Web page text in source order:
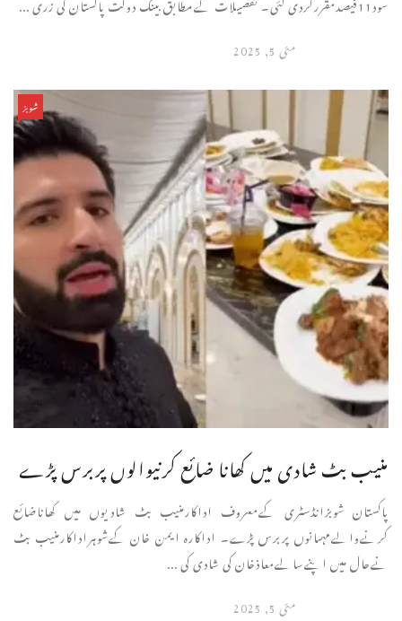
مئی 5, 2025
شوبز
منیب بٹ شادی میں کھانا ضائع کرنیوالوں پربرس پڑے
پاکستان شوبزانڈسٹری کےمعروف اداکارمنیب بٹ شادیوں میں کھاناضائع
کرنےوالےمہمانوں پربرس پڑے۔ اداکارہ ایمن خان کےشوہراداکارمنیب بٹ
نےحال میں اپنےسالےمعاذخان کی شادی کی ...
مئی 5, 2025